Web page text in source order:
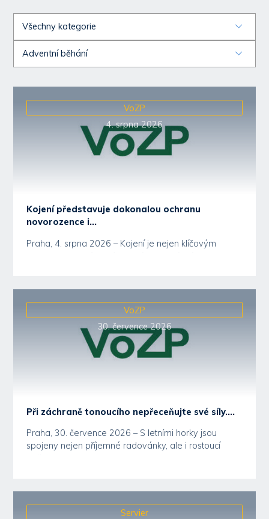
VoZP
4. srpna 2026
Kojení představuje dokonalou ochranu
novorozence i...
Praha, 4. srpna 2026 – Kojení je nejen klíčovým
VoZP
30. července 2026
Při záchraně tonoucího nepřeceňujte své síly....
Praha, 30. července 2026 – S letními horky jsou
spojeny nejen příjemné radovánky, ale i rostoucí
Servier